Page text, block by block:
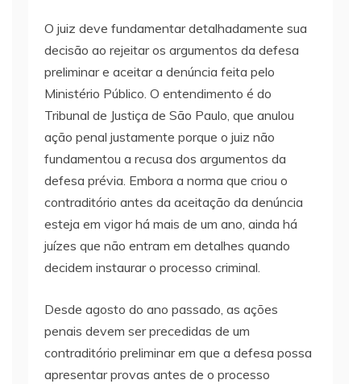
O juiz deve fundamentar detalhadamente sua
decisão ao rejeitar os argumentos da defesa
preliminar e aceitar a denúncia feita pelo
Ministério Público. O entendimento é do
Tribunal de Justiça de São Paulo, que anulou
ação penal justamente porque o juiz não
fundamentou a recusa dos argumentos da
defesa prévia. Embora a norma que criou o
contraditório antes da aceitação da denúncia
esteja em vigor há mais de um ano, ainda há
juízes que não entram em detalhes quando
decidem instaurar o processo criminal.
Desde agosto do ano passado, as ações
penais devem ser precedidas de um
contraditório preliminar em que a defesa possa
apresentar provas antes de o processo